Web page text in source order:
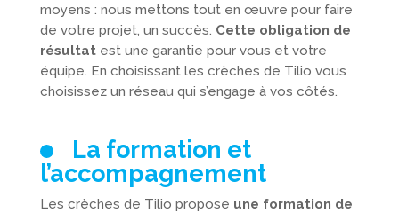
moyens : nous mettons tout en œuvre pour faire
de votre projet, un succès. Cette obligation de
résultatest une garantie pour vous et votre
équipe. En choisissant les crèches de Tilio vous
choisissez un réseau qui s’engage à vos côtés.
La formation et
l’accompagnement
Les crèches de Tilio propose une formation de